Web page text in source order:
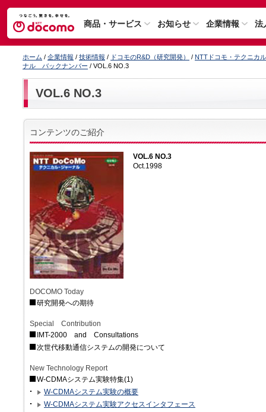
商品・サービス お知らせ 企業情報 法
ホーム / 企業情報 / 技術情報 / ドコモのR&D（研究開発） / NTTドコモ・テクニカ
ナル バックナンバー / VOL.6 NO.3
VOL.6 NO.3
コンテンツのご紹介
VOL.6 NO.3
Oct.1998
DOCOMO Today
研究開発への期待
Special Contribution
IMT-2000 and Consultations
次世代移動通信システムの開発について
New Technology Report
W-CDMAシステム実験特集(1)
W-CDMAシステム実験の概要
W-CDMAシステム実験アクセスインタフェース